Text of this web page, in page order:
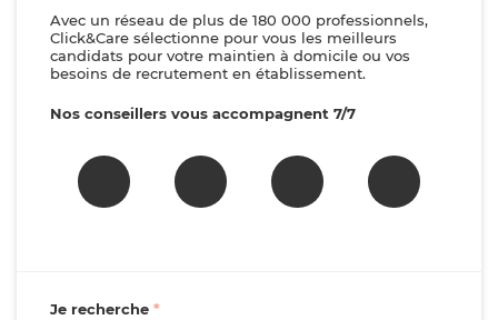
Avec un réseau de plus de 180 000 professionnels,
Click&Care sélectionne pour vous les meilleurs
candidats pour votre maintien à domicile ou vos
besoins de recrutement en établissement.
Nos conseillers vous accompagnent 7/7
Je recherche